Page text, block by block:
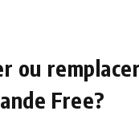
ou
Free?